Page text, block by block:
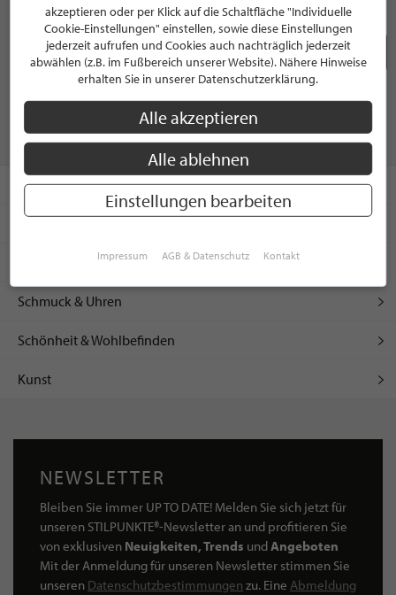
Seite 1 / 2
UNSERE SHOPPINGBEREICHE
Leben & Wohnen
Mode & Accessoires
Schmuck & Uhren
Schönheit & Wohlbefinden
Kunst
NEWSLETTER
Bleiben Sie immer UP TO DATE! Melden Sie sich jetzt für
unseren STILPUNKTE®-Newsletter an und profitieren Sie
von exklusiven Neuigkeiten, Trends undAngeboten
Mit der Anmeldung für unseren Newsletter stimmen Sie
unseren Datenschutzbestimmungen zu. Eine Abmeldung
akzeptieren oder per Klick auf die Schaltfläche "Individuelle
Cookie-Einstellungen" einstellen, sowie diese Einstellungen
jederzeit aufrufen und Cookies auch nachträglich jederzeit
abwählen (z.B. im Fußbereich unserer Website). Nähere Hinweise
erhalten Sie in unserer Datenschutzerklärung.
Alle akzeptieren
Alle ablehnen
Einstellungen bearbeiten
Impressum AGB & Datenschutz Kontakt